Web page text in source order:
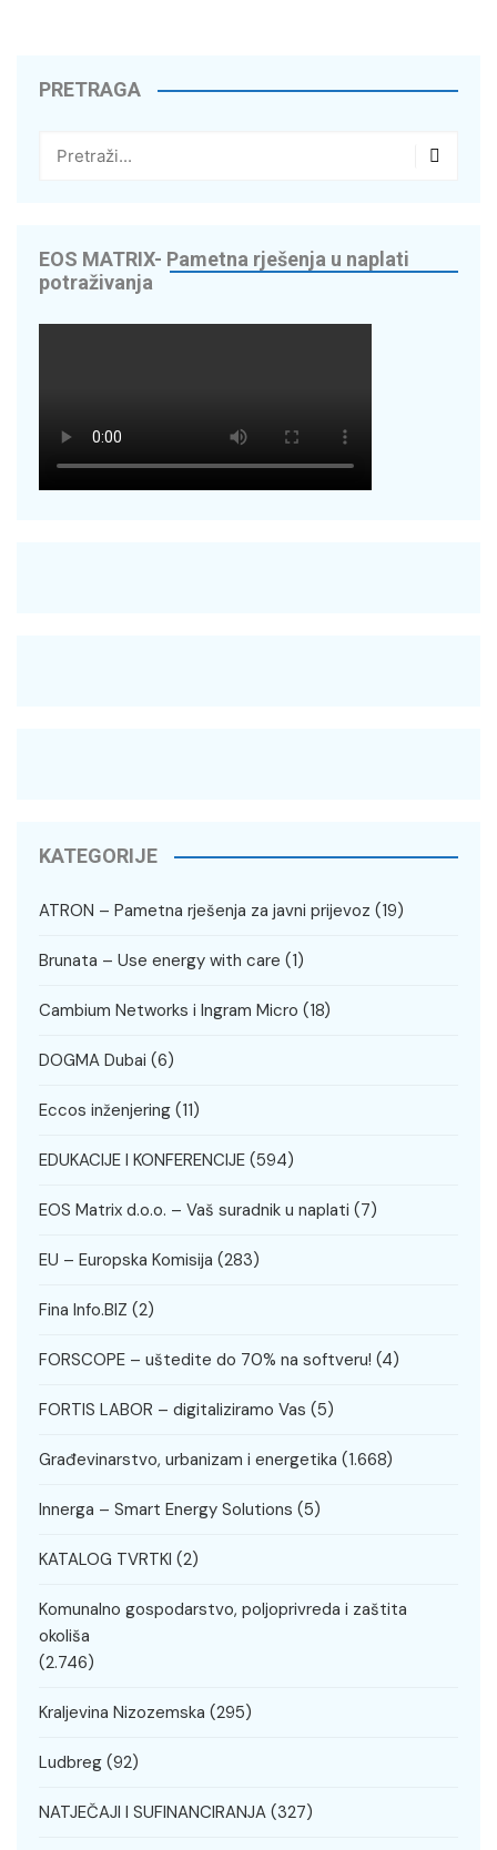
PRETRAGA
EOS MATRIX- Pametna rješenja u naplati
potraživanja
KATEGORIJE
ATRON – Pametna rješenja za javni prijevoz (19)
Brunata – Use energy with care (1)
Cambium Networks i Ingram Micro (18)
DOGMA Dubai (6)
Eccos inženjering (11)
EDUKACIJE I KONFERENCIJE (594)
EOS Matrix d.o.o. – Vaš suradnik u naplati (7)
EU – Europska Komisija (283)
Fina Info.BIZ (2)
FORSCOPE – uštedite do 70% na softveru! (4)
FORTIS LABOR – digitaliziramo Vas (5)
Građevinarstvo, urbanizam i energetika (1.668)
Innerga – Smart Energy Solutions (5)
KATALOG TVRTKI (2)
Komunalno gospodarstvo, poljoprivreda i zaštita
okoliša
(2.746)
Kraljevina Nizozemska (295)
Ludbreg (92)
NATJEČAJI I SUFINANCIRANJA (327)